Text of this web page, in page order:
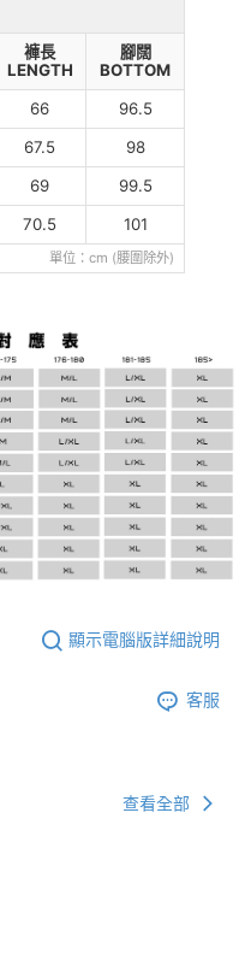
褲長
LENGTH
腳闊
BOTTOM
66
96.5
67.5
98
69
99.5
70.5 101
單位：cm (腰圍除外)
顯示電腦版詳細說明
客服
查看全部